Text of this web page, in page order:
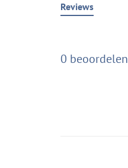
Reviews
0 beoordelen